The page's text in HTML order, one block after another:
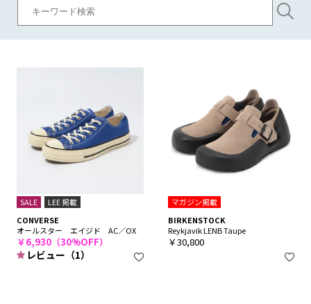
SALE
LEE 掲載
CONVERSE
オールスター エイジド AC／OX
￥6,930（30%OFF）
レビュー（1）
マガジン掲載
BIRKENSTOCK
Reykjavik LENB Taupe
￥30,800